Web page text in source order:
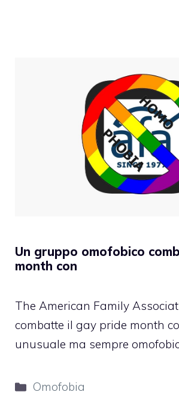
Un gruppo omofobico
month con
The American Family
combatte il gay pride month
unusuale ma sempre
Categorie
Omofobia